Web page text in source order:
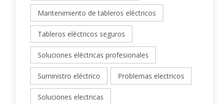
Mantenimiento de tableros eléctricos
Tableros eléctricos seguros
Soluciones eléctricas profesionales
Suministro eléctrico Problemas electricos
Soluciones electricas